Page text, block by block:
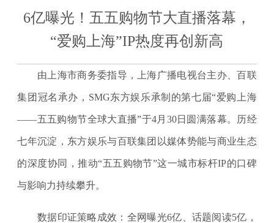
6亿曝光！五五购物节大直播落幕，
“爱购上海”IP热度再创新高
由上海市商务委指导，上海广播电视台主办、百联
集团冠名承办，SMG东方娱乐承制的第七届“爱购上海
——五五购物节全球大直播”于4月30日圆满落幕。历经
七年沉淀，东方娱乐与百联集团以媒体势能与商业生态
的深度协同，推动“五五购物节”这一城市标杆IP的口碑
与影响力持续攀升。
数据印证策略成效：全网曝光6亿、话题阅读5亿，